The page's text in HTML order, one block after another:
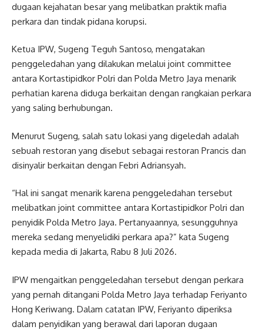
dugaan kejahatan besar yang melibatkan praktik mafia
perkara dan tindak pidana korupsi.
Ketua IPW, Sugeng Teguh Santoso, mengatakan
penggeledahan yang dilakukan melalui joint committee
antara Kortastipidkor Polri dan Polda Metro Jaya menarik
perhatian karena diduga berkaitan dengan rangkaian perkara
yang saling berhubungan.
Menurut Sugeng, salah satu lokasi yang digeledah adalah
sebuah restoran yang disebut sebagai restoran Prancis dan
disinyalir berkaitan dengan Febri Adriansyah.
“Hal ini sangat menarik karena penggeledahan tersebut
melibatkan joint committee antara Kortastipidkor Polri dan
penyidik Polda Metro Jaya. Pertanyaannya, sesungguhnya
mereka sedang menyelidiki perkara apa?” kata Sugeng
kepada media di Jakarta, Rabu 8 Juli 2026.
IPW mengaitkan penggeledahan tersebut dengan perkara
yang pernah ditangani Polda Metro Jaya terhadap Feriyanto
Hong Keriwang. Dalam catatan IPW, Feriyanto diperiksa
dalam penyidikan yang berawal dari laporan dugaan